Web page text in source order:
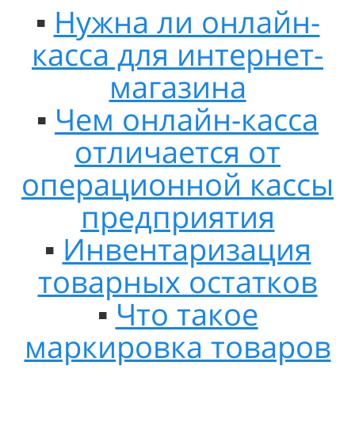
▪️ Нужна ли онлайн-
касса для интернет-
магазина
▪️ Чем онлайн-касса
отличается от
операционной кассы
предприятия
▪️ Инвентаризация
товарных остатков
▪️Что такое
маркировка товаров